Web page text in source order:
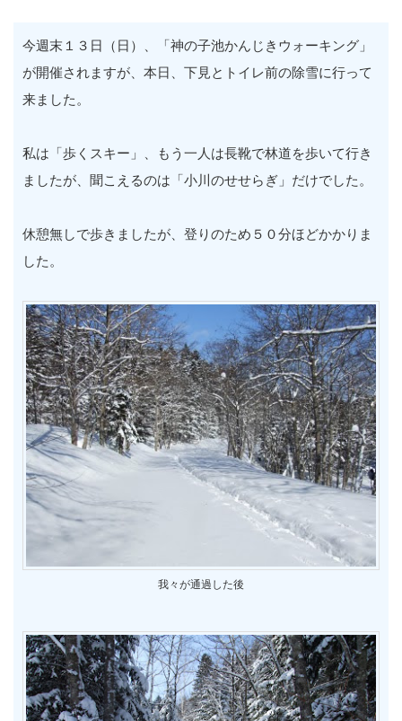
今週末１３日（日）、「神の子池かんじきウォーキング」
が開催されますが、本日、下見とトイレ前の除雪に行って
来ました。
私は「歩くスキー」、もう一人は長靴で林道を歩いて行き
ましたが、聞こえるのは「小川のせせらぎ」だけでした。
休憩無しで歩きましたが、登りのため５０分ほどかかりま
した。
我々が通過した後